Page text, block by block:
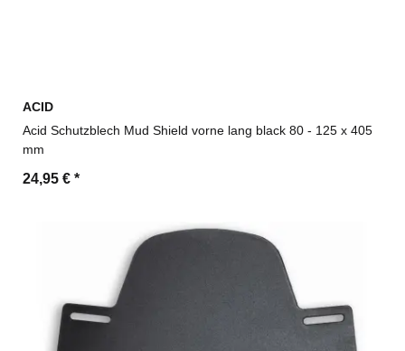
ACID
Acid Schutzblech Mud Shield vorne lang black 80 - 125 x 405
mm
24,95 € *